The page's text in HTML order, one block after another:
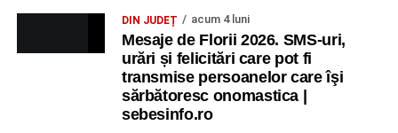
DIN JUDEȚ acum 4 luni
Mesaje de Florii 2026. SMS-uri,
urări și felicitări care pot fi
transmise persoanelor care îşi
sărbătoresc onomastica |
sebesinfo.ro